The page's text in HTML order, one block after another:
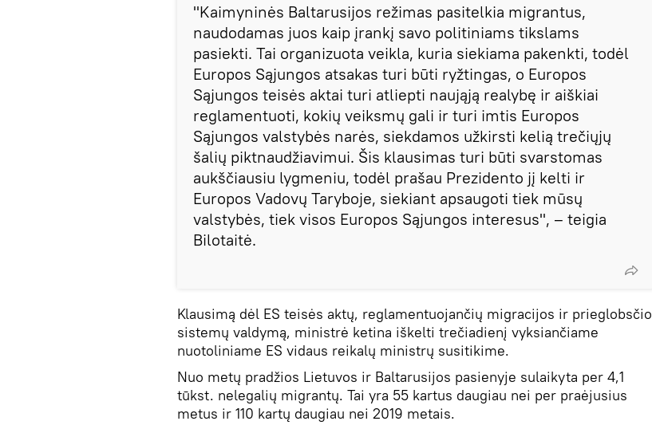
"Kaimyninės Baltarusijos režimas pasitelkia migrantus,
naudodamas juos kaip įrankį savo politiniams tikslams
pasiekti. Tai organizuota veikla, kuria siekiama pakenkti, todėl
Europos Sąjungos atsakas turi būti ryžtingas, o Europos
Sąjungos teisės aktai turi atliepti naująją realybę ir aiškiai
reglamentuoti, kokių veiksmų gali ir turi imtis Europos
Sąjungos valstybės narės, siekdamos užkirsti kelią trečiųjų
šalių piktnaudžiavimui. Šis klausimas turi būti svarstomas
aukščiausiu lygmeniu, todėl prašau Prezidento jį kelti ir
Europos Vadovų Taryboje, siekiant apsaugoti tiek mūsų
valstybės, tiek visos Europos Sąjungos interesus", – teigia
Bilotaitė.
Klausimą dėl ES teisės aktų, reglamentuojančių migracijos ir prieglobsčio
sistemų valdymą, ministrė ketina iškelti trečiadienį vyksiančiame
nuotoliniame ES vidaus reikalų ministrų susitikime.
Nuo metų pradžios Lietuvos ir Baltarusijos pasienyje sulaikyta per 4,1
tūkst. nelegalių migrantų. Tai yra 55 kartus daugiau nei per praėjusius
metus ir 110 kartų daugiau nei 2019 metais.